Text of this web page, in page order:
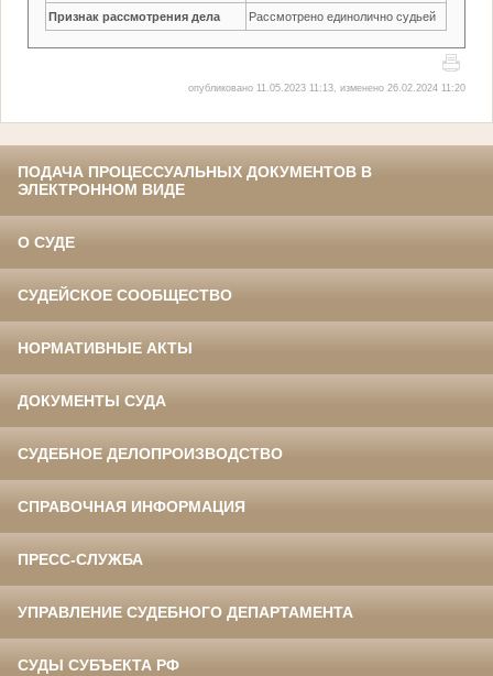
Признак рассмотрения дела Рассмотрено единолично судьей
опубликовано 11.05.2023 11:13, изменено 26.02.2024 11:20
ПОДАЧА ПРОЦЕССУАЛЬНЫХ ДОКУМЕНТОВ В
ЭЛЕКТРОННОМ ВИДЕ
О СУДЕ
СУДЕЙСКОЕ СООБЩЕСТВО
НОРМАТИВНЫЕ АКТЫ
ДОКУМЕНТЫ СУДА
СУДЕБНОЕ ДЕЛОПРОИЗВОДСТВО
СПРАВОЧНАЯ ИНФОРМАЦИЯ
ПРЕСС-СЛУЖБА
УПРАВЛЕНИЕ СУДЕБНОГО ДЕПАРТАМЕНТА
СУДЫ СУБЪЕКТА РФ